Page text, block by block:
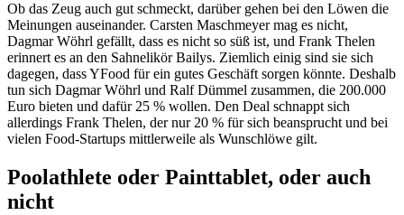
Ob das Zeug auch gut schmeckt, darüber gehen bei den Löwen die
Meinungen auseinander. Carsten Maschmeyer mag es nicht,
Dagmar Wöhrl gefällt, dass es nicht so süß ist, und Frank Thelen
erinnert es an den Sahnelikör Bailys. Ziemlich einig sind sie sich
dagegen, dass YFood für ein gutes Geschäft sorgen könnte. Deshalb
tun sich Dagmar Wöhrl und Ralf Dümmel zusammen, die 200.000
Euro bieten und dafür 25 % wollen. Den Deal schnappt sich
allerdings Frank Thelen, der nur 20 % für sich beansprucht und bei
vielen Food-Startups mittlerweile als Wunschlöwe gilt.
Poolathlete oder Painttablet, oder auch
nicht